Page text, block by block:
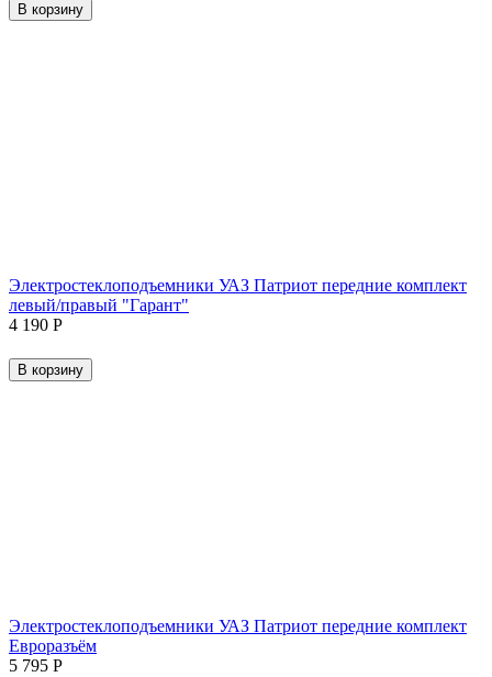
В корзину
Электростеклоподъемники УАЗ Патриот передние комплект
левый/правый "Гарант"
4 190 Р
В корзину
Электростеклоподъемники УАЗ Патриот передние комплект
Евроразъём
5 795 Р